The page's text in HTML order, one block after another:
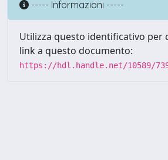
----- Informazioni -----
Utilizza questo identificativo per
link a questo documento:
https://hdl.handle.net/10589/